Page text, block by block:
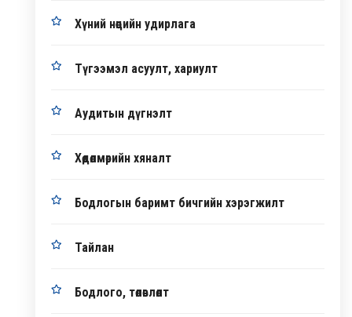
Хүний нөөцийн удирлага
Түгээмэл асуулт, хариулт
Аудитын дүгнэлт
Хөдөлмөрийн хяналт
Бодлогын баримт бичгийн хэрэгжилт
Тайлан
Бодлого, төлөвлөлт